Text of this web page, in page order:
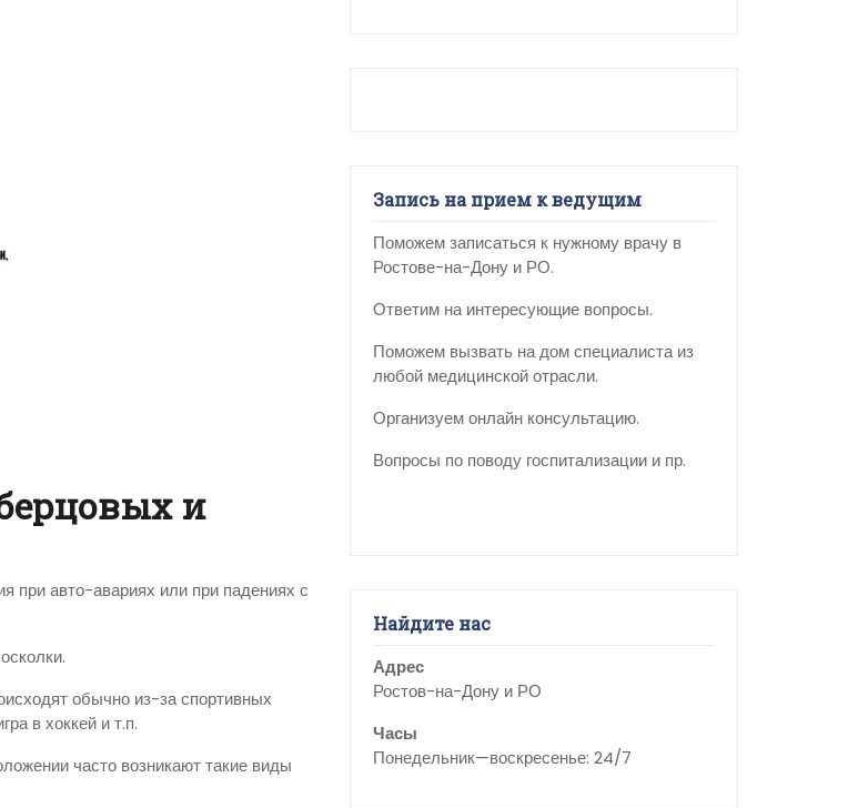
и
при авто-авариях или при падениях с
обычно из-за спортивных
в хоккей и т.п.
часто возникают такие виды
Запись на прием к ведущим
Поможем записаться к нужному врачу в
Ростове-на-Дону и РО.
Ответим на интересующие вопросы.
Поможем вызвать на дом специалиста из
любой медицинской отрасли.
Организуем онлайн консультацию.
Вопросы по поводу госпитализации и пр.
Найдите нас
Адрес
Ростов-на-Дону и РО
Часы
Понедельник—воскресенье: 24/7